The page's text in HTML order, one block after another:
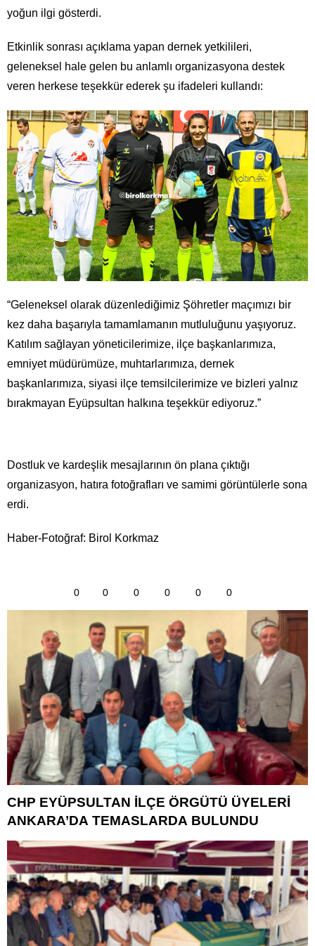
yoğun ilgi gösterdi.
Etkinlik sonrası açıklama yapan dernek yetkilileri,
geleneksel hale gelen bu anlamlı organizasyona destek
veren herkese teşekkür ederek şu ifadeleri kullandı:
“Geleneksel olarak düzenlediğimiz Şöhretler maçımızı bir
kez daha başarıyla tamamlamanın mutluluğunu yaşıyoruz.
Katılım sağlayan yöneticilerimize, ilçe başkanlarımıza,
emniyet müdürümüze, muhtarlarımıza, dernek
başkanlarımıza, siyasi ilçe temsilcilerimize ve bizleri yalnız
bırakmayan Eyüpsultan halkına teşekkür ediyoruz.”
Dostluk ve kardeşlik mesajlarının ön plana çıktığı
organizasyon, hatıra fotoğrafları ve samimi görüntülerle sona
erdi.
Haber-Fotoğraf: Birol Korkmaz
0 0 0 0 0 0
CHP EYÜPSULTAN İLÇE ÖRGÜTÜ ÜYELERİ
ANKARA’DA TEMASLARDA BULUNDU